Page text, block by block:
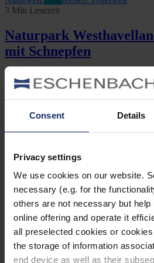
Consent Details
Privacy settings
We use cookies on our website.
necessary (e.g. for the
others are not necessary but
online offering and operate it
all preselected cookies or
the storage of information
end device as well as their
3 Min Lesezeit
Naturpark
mit Schnepfen
By Jan Bolczyk
August 5, 2015
Jetzt lesen
Vogelschutzgebiet
Die Toskana des
By Jan Bolczyk
Juni 3, 2015
Jetzt lesen
NaturweltReisen Vogelwelt
4 Min Lesezeit